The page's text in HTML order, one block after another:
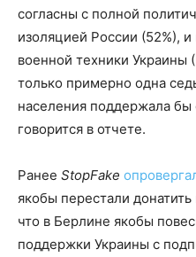
согласны с полной
изоляцией России (52%),
военной техники Украины
только примерно одна
населения поддержала бы
говорится в отчете.
Ранее StopFake
якобы перестали
что в Берлине якобы
поддержки Украины с